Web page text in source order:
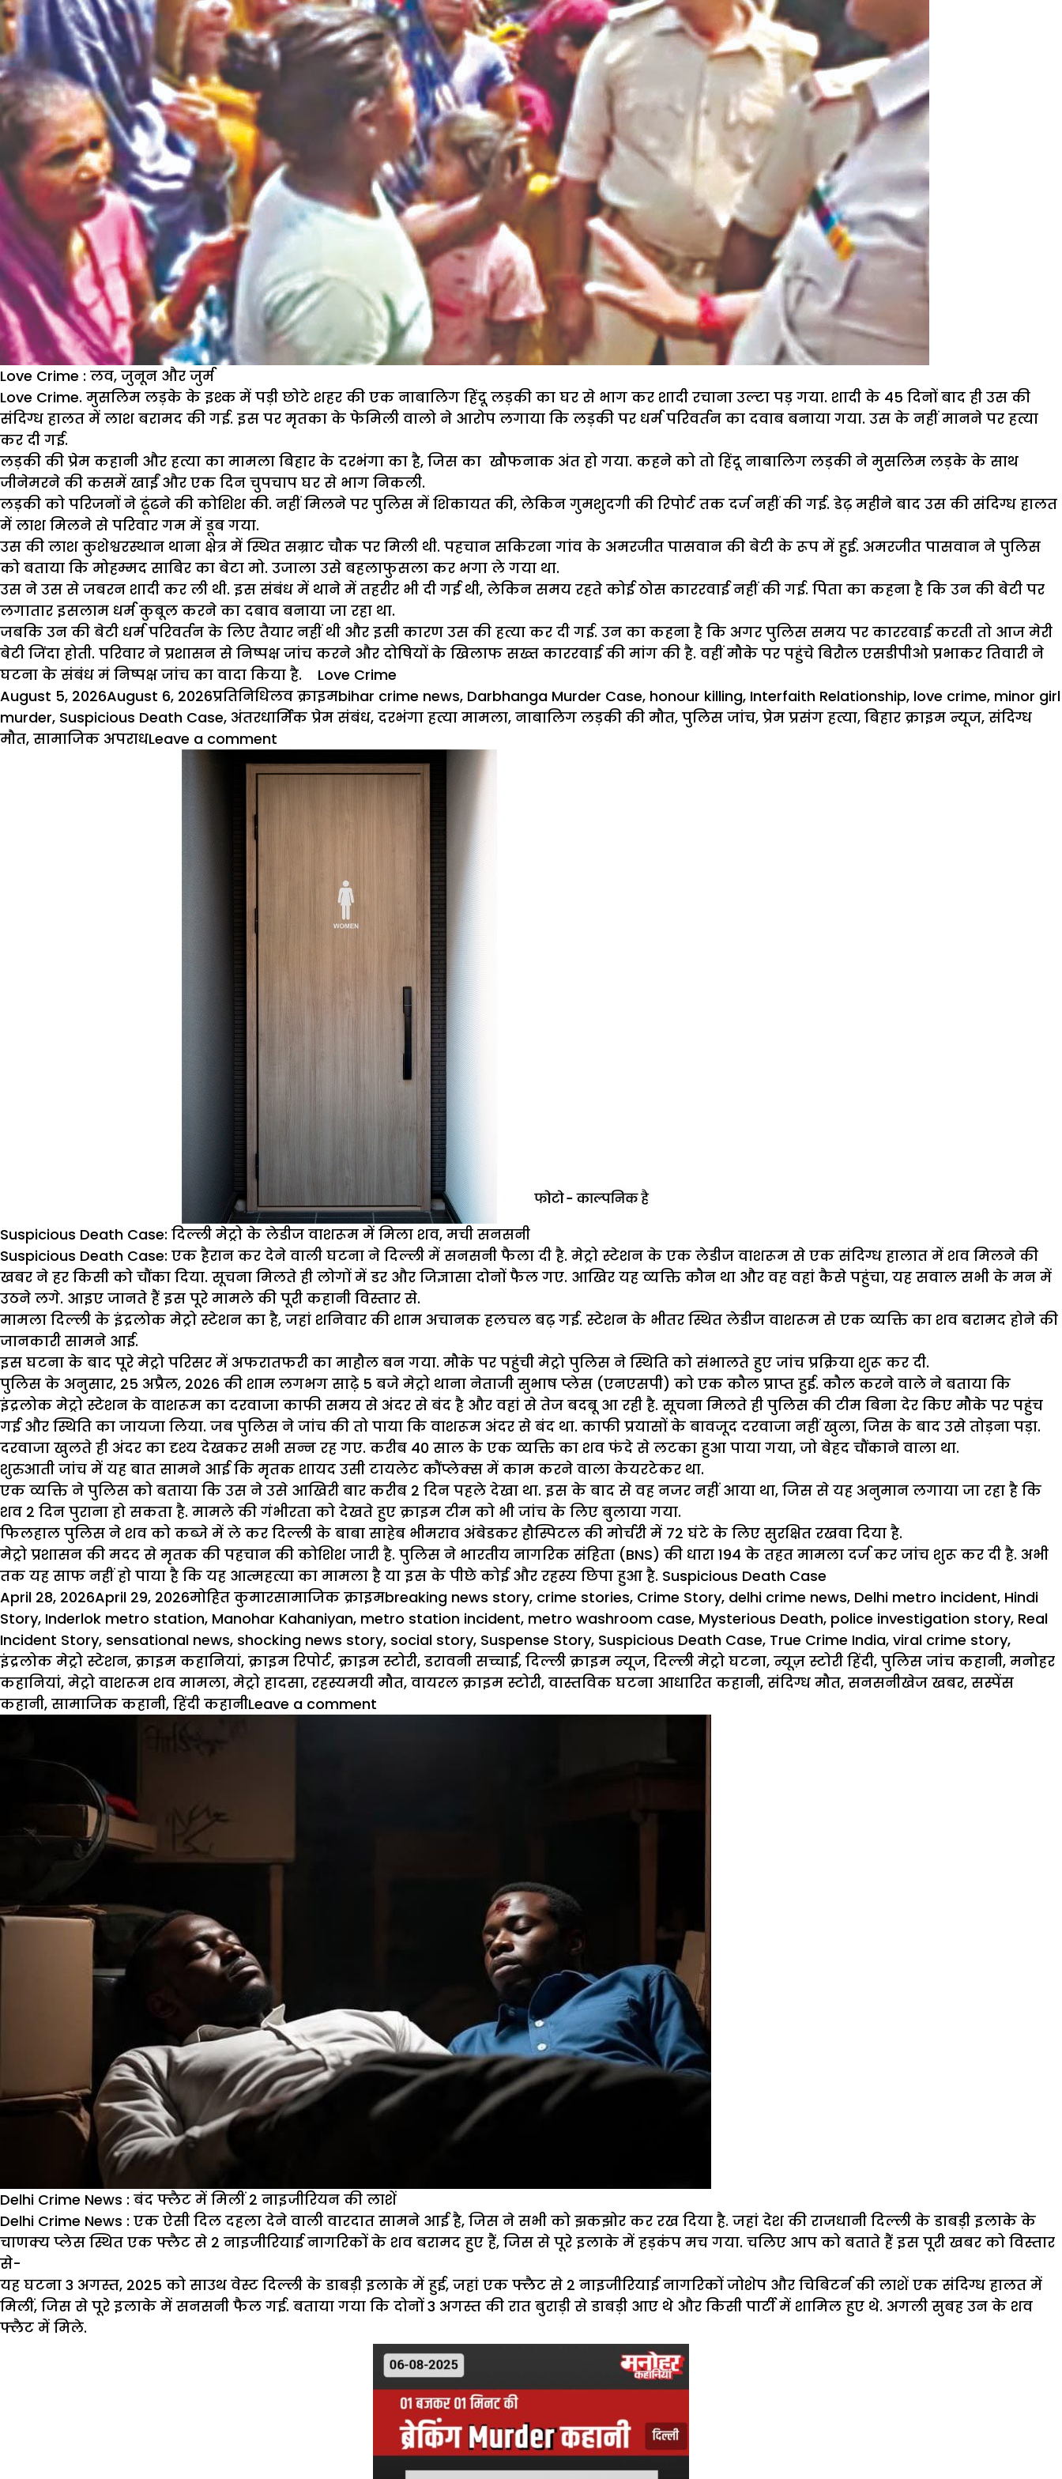
Love Crime : लव, जुनून और जुर्म
Love Crime. मुसलिम लड़के के इश्क में पड़ी छोटे शहर की एक नाबालिग हिंदू लड़की का घर से भाग कर शादी रचाना उल्टा पड़ गया. शादी के 45 दिनों बाद ही उस की
संदिग्ध हालत में लाश बरामद की गई. इस पर मृतका के फेमिली वालो ने आरोप लगाया कि लड़की पर धर्म परिवर्तन का दवाब बनाया गया. उस के नहीं मानने पर हत्या
कर दी गई.
लड़की की प्रेम कहानी और हत्या का मामला बिहार के दरभंगा का है, जिस का खौफनाक अंत हो गया. कहने को तो हिंदू नाबालिग लड़की ने मुसलिम लड़के के साथ
जीनेमरने की कसमें खाईं और एक दिन चुपचाप घर से भाग निकली.
लड़की को परिजनों ने ढूंढने की कोशिश की. नहीं मिलने पर पुलिस में शिकायत की, लेकिन गुमशुदगी की रिपोर्ट तक दर्ज नहीं की गई. डेढ़ महीने बाद उस की संदिग्ध हालत
में लाश मिलने से परिवार गम में डूब गया.
उस की लाश कुशेश्वरस्थान थाना क्षेत्र में स्थित सम्राट चौक पर मिली थी. पहचान सकिरना गांव के अमरजीत पासवान की बेटी के रूप में हुई. अमरजीत पासवान ने पुलिस
को बताया कि मोहम्मद साबिर का बेटा मो. उजाला उसे बहलाफुसला कर भगा ले गया था.
उस ने उस से जबरन शादी कर ली थी. इस संबंध में थाने में तहरीर भी दी गई थी, लेकिन समय रहते कोई ठोस काररवाई नहीं की गई. पिता का कहना है कि उन की बेटी पर
लगातार इसलाम धर्म कुबूल करने का दबाव बनाया जा रहा था.
जबकि उन की बेटी धर्म परिवर्तन के लिए तैयार नहीं थी और इसी कारण उस की हत्या कर दी गई. उन का कहना है कि अगर पुलिस समय पर काररवाई करती तो आज मेरी
बेटी जिंदा होती. परिवार ने प्रशासन से निष्पक्ष जांच करने और दोषियों के खिलाफ सख्त काररवाई की मांग की है. वहीं मौके पर पहुंचे बिरौल एसडीपीओ प्रभाकर तिवारी ने
घटना के संबंध मं निष्पक्ष जांच का वादा किया है. Love Crime
Posted
on
August 5, 2026August 6, 2026Author
प्रतिनिधिCategories
लव क्राइमTags
bihar crime news, Darbhanga Murder Case, honour killing, Interfaith Relationship, love crime, minor girl
murder, Suspicious Death Case, अंतरधार्मिक प्रेम संबंध, दरभंगा हत्या मामला, नाबालिग लड़की की मौत, पुलिस जांच, प्रेम प्रसंग हत्या, बिहार क्राइम न्यूज, संदिग्ध
मौत, सामाजिक अपराधLeave a comment
Suspicious Death Case: दिल्ली मेट्रो के लेडीज वाशरूम में मिला शव, मची सनसनी
Suspicious Death Case: एक हैरान कर देने वाली घटना ने दिल्ली में सनसनी फैला दी है. मेट्रो स्टेशन के एक लेडीज वाशरूम से एक संदिग्ध हालात में शव मिलने की
खबर ने हर किसी को चौंका दिया. सूचना मिलते ही लोगों में डर और जिज्ञासा दोनों फैल गए. आखिर यह व्यक्ति कौन था और वह वहां कैसे पहुंचा, यह सवाल सभी के मन में
उठने लगे. आइए जानते हैं इस पूरे मामले की पूरी कहानी विस्तार से.
मामला दिल्ली के इंद्रलोक मेट्रो स्टेशन का है, जहां शनिवार की शाम अचानक हलचल बढ़ गई. स्टेशन के भीतर स्थित लेडीज वाशरूम से एक व्यक्ति का शव बरामद होने की
जानकारी सामने आई.
इस घटना के बाद पूरे मेट्रो परिसर में अफरातफरी का माहौल बन गया. मौके पर पहुंची मेट्रो पुलिस ने स्थिति को संभालते हुए जांच प्रक्रिया शुरू कर दी.
पुलिस के अनुसार, 25 अप्रैल, 2026 की शाम लगभग साढ़े 5 बजे मेट्रो थाना नेताजी सुभाष प्लेस (एनएसपी) को एक कौल प्राप्त हुई. कौल करने वाले ने बताया कि
इंद्रलोक मेट्रो स्टेशन के वाशरूम का दरवाजा काफी समय से अंदर से बंद है और वहां से तेज बदबू आ रही है. सूचना मिलते ही पुलिस की टीम बिना देर किए मौके पर पहुंच
गई और स्थिति का जायजा लिया. जब पुलिस ने जांच की तो पाया कि वाशरूम अंदर से बंद था. काफी प्रयासों के बावजूद दरवाजा नहीं खुला, जिस के बाद उसे तोड़ना पड़ा.
दरवाजा खुलते ही अंदर का दृश्य देखकर सभी सन्न रह गए. करीब 40 साल के एक व्यक्ति का शव फंदे से लटका हुआ पाया गया, जो बेहद चौंकाने वाला था.
शुरुआती जांच में यह बात सामने आई कि मृतक शायद उसी टायलेट कौंप्लेक्स में काम करने वाला केयरटेकर था.
एक व्यक्ति ने पुलिस को बताया कि उस ने उसे आखिरी बार करीब 2 दिन पहले देखा था. इस के बाद से वह नजर नहीं आया था, जिस से यह अनुमान लगाया जा रहा है कि
शव 2 दिन पुराना हो सकता है. मामले की गंभीरता को देखते हुए क्राइम टीम को भी जांच के लिए बुलाया गया.
फिलहाल पुलिस ने शव को कब्जे में ले कर दिल्ली के बाबा साहेब भीमराव अंबेडकर हौस्पिटल की मोर्चरी में 72 घंटे के लिए सुरक्षित रखवा दिया है.
मेट्रो प्रशासन की मदद से मृतक की पहचान की कोशिश जारी है. पुलिस ने भारतीय नागरिक संहिता (BNS) की धारा 194 के तहत मामला दर्ज कर जांच शुरू कर दी है. अभी
तक यह साफ नहीं हो पाया है कि यह आत्महत्या का मामला है या इस के पीछे कोई और रहस्य छिपा हुआ है. Suspicious Death Case
Posted
on
April 28, 2026April 29, 2026Author
मोहित कुमारCategories
सामाजिक क्राइमTags
breaking news story, crime stories, Crime Story, delhi crime news, Delhi metro incident, Hindi
Story, Inderlok metro station, Manohar Kahaniyan, metro station incident, metro washroom case, Mysterious Death, police investigation story, Real
Incident Story, sensational news, shocking news story, social story, Suspense Story, Suspicious Death Case, True Crime India, viral crime story,
इंद्रलोक मेट्रो स्टेशन, क्राइम कहानियां, क्राइम रिपोर्ट, क्राइम स्टोरी, डरावनी सच्चाई, दिल्ली क्राइम न्यूज, दिल्ली मेट्रो घटना, न्यूज़ स्टोरी हिंदी, पुलिस जांच कहानी, मनोहर
कहानियां, मेट्रो वाशरूम शव मामला, मेट्रो हादसा, रहस्यमयी मौत, वायरल क्राइम स्टोरी, वास्तविक घटना आधारित कहानी, संदिग्ध मौत, सनसनीखेज खबर, सस्पेंस
कहानी, सामाजिक कहानी, हिंदी कहानीLeave a comment
Delhi Crime News : बंद फ्लैट में मिलीं 2 नाइजीरियन की लाशें
Delhi Crime News : एक ऐसी दिल दहला देने वाली वारदात सामने आई है, जिस ने सभी को झकझोर कर रख दिया है. जहां देश की राजधानी दिल्ली के डाबड़ी इलाके के
चाणक्य प्लेस स्थित एक फ्लैट से 2 नाइजीरियाई नागरिकों के शव बरामद हुए हैं, जिस से पूरे इलाके में हड़कंप मच गया. चलिए आप को बताते हैं इस पूरी खबर को विस्तार
से-
यह घटना 3 अगस्त, 2025 को साउथ वेस्ट दिल्ली के डाबड़ी इलाके में हुई, जहां एक फ्लैट से 2 नाइजीरियाई नागरिकों जोशेप और चिबिटर्न की लाशें एक संदिग्ध हालत में
मिलीं, जिस से पूरे इलाके में सनसनी फैल गई. बताया गया कि दोनों 3 अगस्त की रात बुराड़ी से डाबड़ी आए थे और किसी पार्टी में शामिल हुए थे. अगली सुबह उन के शव
फ्लैट में मिले.